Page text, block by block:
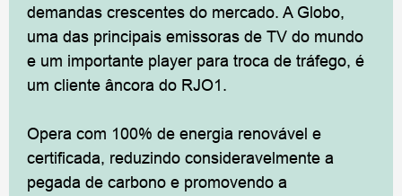
demandas crescentes do mercado. A Globo,
uma das principais emissoras de TV do mundo
e um importante player para troca de tráfego, é
um cliente âncora do RJO1.
Opera com 100% de energia renovável e
certificada, reduzindo consideravelmente a
pegada de carbono e promovendo a